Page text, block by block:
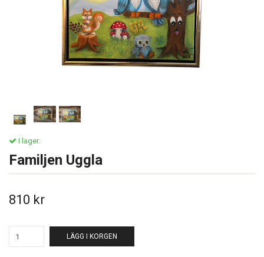
I lager.
Familjen Uggla
810 kr
LÄGG I KORGEN